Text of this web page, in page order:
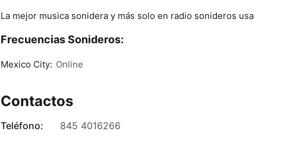
La mejor musica sonidera y más solo en radio sonideros usa
Frecuencias Sonideros:
Mexico City: Online
Contactos
Teléfono: 845 4016266